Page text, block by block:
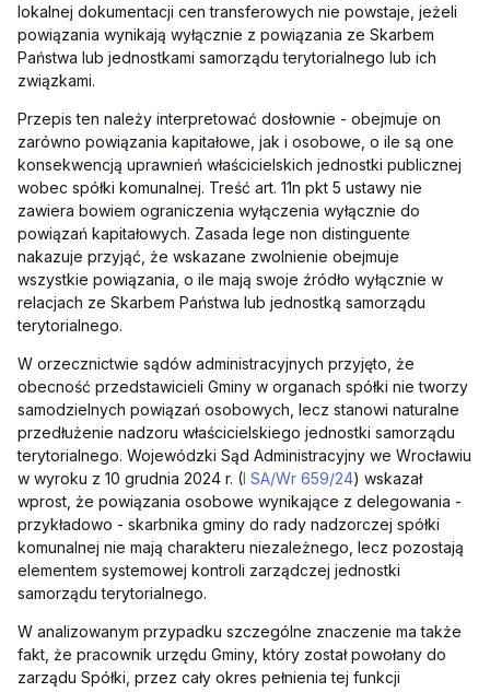
lokalnej dokumentacji cen transferowych nie powstaje, jeżeli
powiązania wynikają wyłącznie z powiązania ze Skarbem
Państwa lub jednostkami samorządu terytorialnego lub ich
związkami.
Przepis ten należy interpretować dosłownie - obejmuje on
zarówno powiązania kapitałowe, jak i osobowe, o ile są one
konsekwencją uprawnień właścicielskich jednostki publicznej
wobec spółki komunalnej. Treść art. 11n pkt 5 ustawy nie
zawiera bowiem ograniczenia wyłączenia wyłącznie do
powiązań kapitałowych. Zasada lege non distinguente
nakazuje przyjąć, że wskazane zwolnienie obejmuje
wszystkie powiązania, o ile mają swoje źródło wyłącznie w
relacjach ze Skarbem Państwa lub jednostką samorządu
terytorialnego.
W orzecznictwie sądów administracyjnych przyjęto, że
obecność przedstawicieli Gminy w organach spółki nie tworzy
samodzielnych powiązań osobowych, lecz stanowi naturalne
przedłużenie nadzoru właścicielskiego jednostki samorządu
terytorialnego. Wojewódzki Sąd Administracyjny we Wrocławiu
w wyroku z 10 grudnia 2024 r. (I SA/Wr 659/24) wskazał
wprost, że powiązania osobowe wynikające z delegowania -
przykładowo - skarbnika gminy do rady nadzorczej spółki
komunalnej nie mają charakteru niezależnego, lecz pozostają
elementem systemowej kontroli zarządczej jednostki
samorządu terytorialnego.
W analizowanym przypadku szczególne znaczenie ma także
fakt, że pracownik urzędu Gminy, który został powołany do
zarządu Spółki, przez cały okres pełnienia tej funkcji